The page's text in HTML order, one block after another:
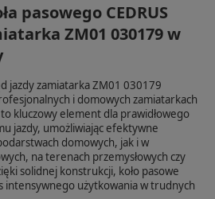
pasowego CEDRUS
ZM01 030179 w
jazdy zamiatarka ZM01 030179
i domowych zamiatarkach
to kluczowy element dla prawidłowego
jazdy, umożliwiając efektywne
domowych, jak i w
na terenach przemysłowych czy
solidnej konstrukcji, koło pasowe
intensywnego użytkowania w trudnych